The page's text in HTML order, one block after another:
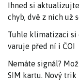
Ihned si
chyb, dvě z nich už
Tuhle klimatizaci si
varuje před ní i ČOI
Nemáte signál?
SIM kartu. Nový